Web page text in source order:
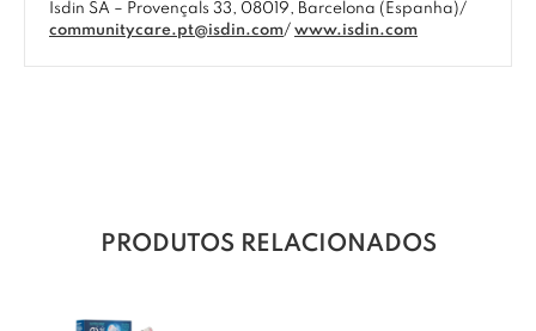
Isdin SA – Provençals 33, 08019, Barcelona (Espanha)/
communitycare.pt@isdin.com/ www.isdin.com
PRODUTOS RELACIONADOS